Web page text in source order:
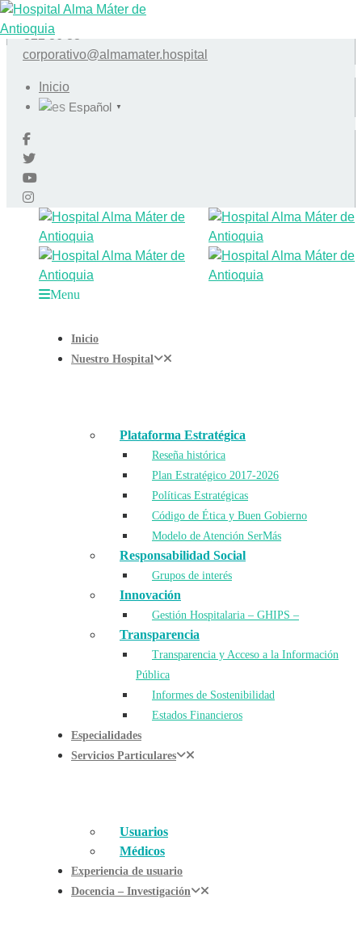
Conmutador+57 (604) 604 95 95 |
322 36 33
corporativo@almamater.hospital
Inicio
Español
▼
Menu
Inicio
Nuestro Hospital
Plataforma Estratégica
Reseña histórica
Plan Estratégico 2017-2026
Políticas Estratégicas
Código de Ética y Buen Gobierno
Modelo de Atención SerMás
Responsabilidad Social
Grupos de interés
Innovación
Gestión Hospitalaria – GHIPS –
Transparencia
Transparencia y Acceso a la Información
Pública
Informes de Sostenibilidad
Estados Financieros
Especialidades
Servicios Particulares
Usuarios
Médicos
Experiencia de usuario
Docencia – Investigación